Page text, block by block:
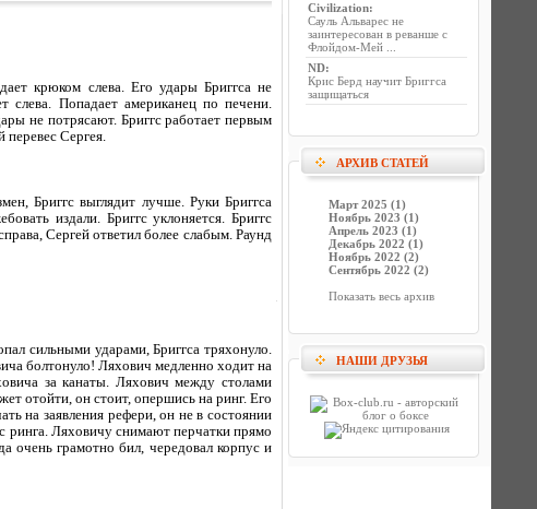
крюком слева. Его удары Бриггса не
слева. Попадает американец по печени.
не потрясают. Бриггс работает первым
Сергея.
Бриггс выглядит лучше. Руки Бриггса
издали. Бриггс уклоняется. Бриггс
Сергей ответил более слабым. Раунд
сильными ударами, Бриггса тряхонуло.
болтонуло! Ляхович медленно ходит на
за канаты. Ляхович между столами
отойти, он стоит, опершись на ринг. Его
на заявления рефери, он не в состоянии
ринга. Ляховичу снимают перчатки прямо
очень грамотно бил, чередовал корпус и
Civilization:
Сауль Альварес не
заинтересован в реванше с
Флойдом-Мей ...
ND:
Крис Берд научит Бриггса
защищаться
АРХИВ СТАТЕЙ
Март 2025 (1)
Ноябрь 2023 (1)
Апрель 2023 (1)
Декабрь 2022 (1)
Ноябрь 2022 (2)
Сентябрь 2022 (2)
Показать весь архив
НАШИ ДРУЗЬЯ